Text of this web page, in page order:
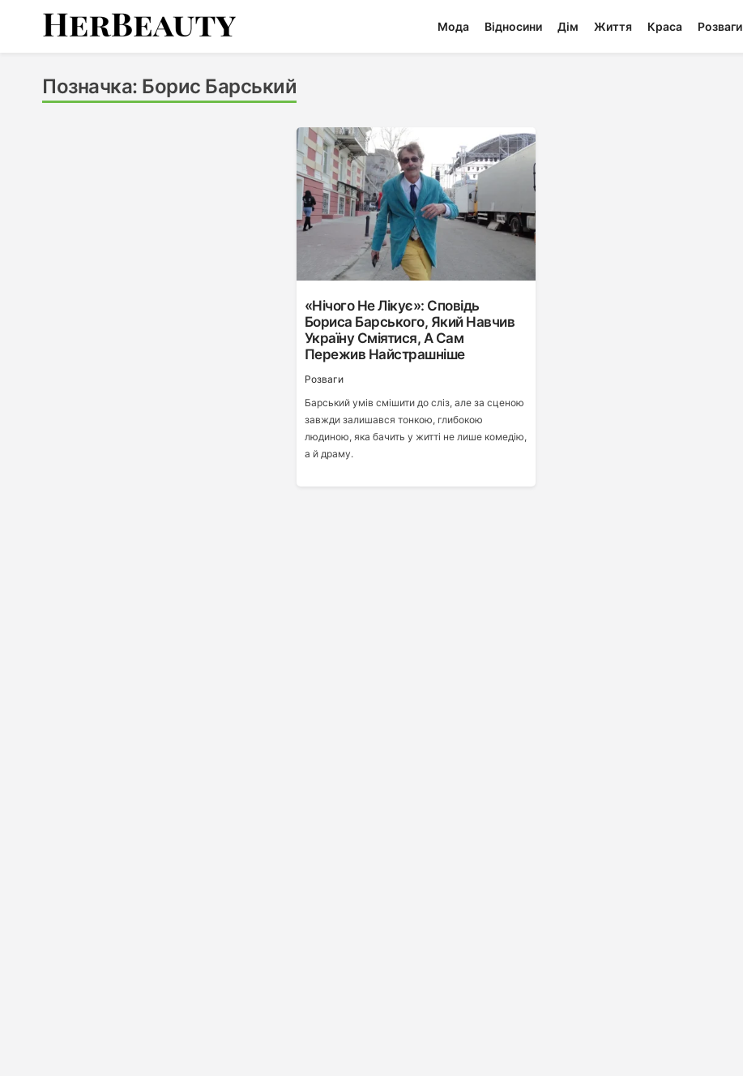
Мода Відносини Дім Життя Краса Розваги
Позначка: Борис Барський
«Нічого Не Лікує»: Сповідь
Бориса Барського, Який Навчив
Україну Сміятися, А Сам
Пережив Найстрашніше
Розваги
Барський умів смішити до сліз, але за сценою
завжди залишався тонкою, глибокою
людиною, яка бачить у житті не лише комедію,
а й драму.